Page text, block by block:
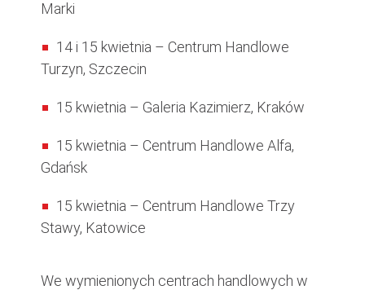
Marki
14 i 15 kwietnia – Centrum Handlowe
Turzyn, Szczecin
15 kwietnia – Galeria Kazimierz, Kraków
15 kwietnia – Centrum Handlowe Alfa,
Gdańsk
15 kwietnia – Centrum Handlowe Trzy
Stawy, Katowice
We wymienionych centrach handlowych w